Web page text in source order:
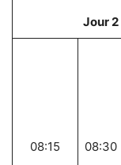
Jour 2
08:15 08:30